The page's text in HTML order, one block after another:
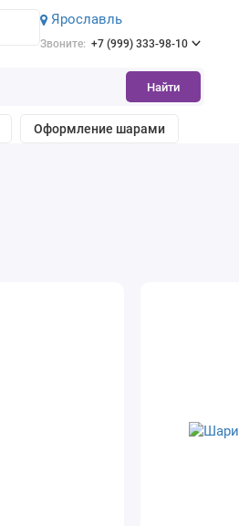
Ярославль
Звоните: +7 (999) 333-98-10
Найти
Оформление шарами